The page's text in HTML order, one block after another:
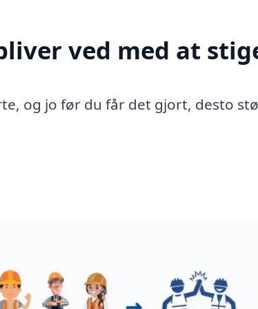
ved med at
og jo før du får det gjort, desto